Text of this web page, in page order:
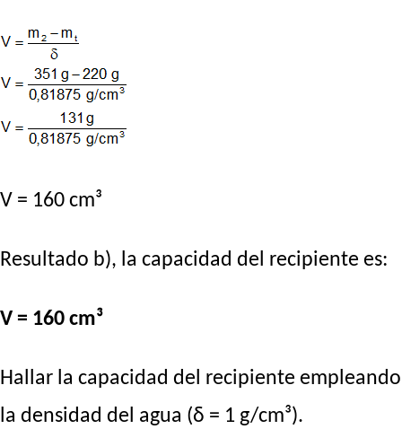
V = 160 cm³
Resultado b), la capacidad del recipiente es:
V = 160 cm³
Hallar la capacidad del recipiente empleando
la densidad del agua (δ = 1 g/cm³).